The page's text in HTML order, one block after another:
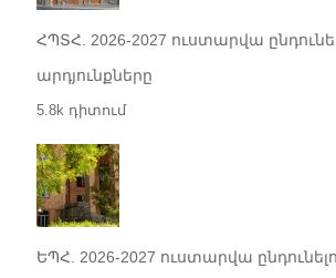
ՀՊՏՀ. 2026-2027 ուստարվա
արդյունքները
5.8k դիտում
ԵՊՀ. 2026-2027 ուստարվա